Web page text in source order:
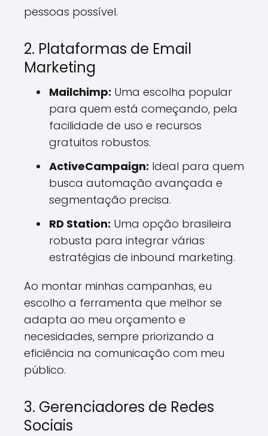
pessoas possível.
2. Plataformas de Email
Marketing
Mailchimp: Uma escolha popular
para quem está começando, pela
facilidade de uso e recursos
gratuitos robustos.
ActiveCampaign: Ideal para quem
busca automação avançada e
segmentação precisa.
RD Station: Uma opção brasileira
robusta para integrar várias
estratégias de inbound marketing.
Ao montar minhas campanhas, eu
escolho a ferramenta que melhor se
adapta ao meu orçamento e
necesidades, sempre priorizando a
eficiência na comunicação com meu
público.
3. Gerenciadores de Redes
Sociais